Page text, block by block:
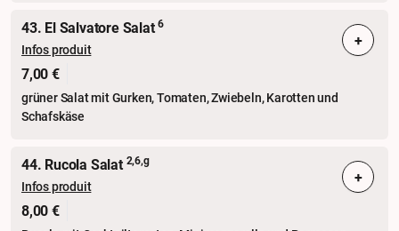
43. El Salvatore Salat6
Infos produit
7,00 €
grüner Salat mit Gurken, Tomaten, Zwiebeln, Karotten und
Schafskäse
+
44. Rucola Salat 2,6,g
Infos produit
8,00 €
+